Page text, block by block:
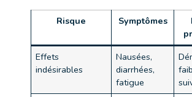
Risque Symptômes
Effets
indésirables
Nausées,
diarrhées,
fatigue